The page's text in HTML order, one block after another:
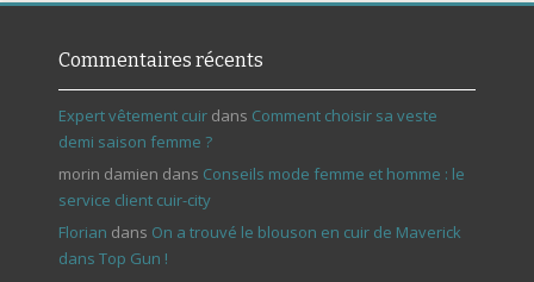
Commentaires récents
Expert vêtement cuirdans Comment choisir sa veste
demi saison femme ?
morin damien dans Conseils mode femme et homme : le
service client cuir-city
Florian dans On a trouvé le blouson en cuir de Maverick
dans Top Gun !